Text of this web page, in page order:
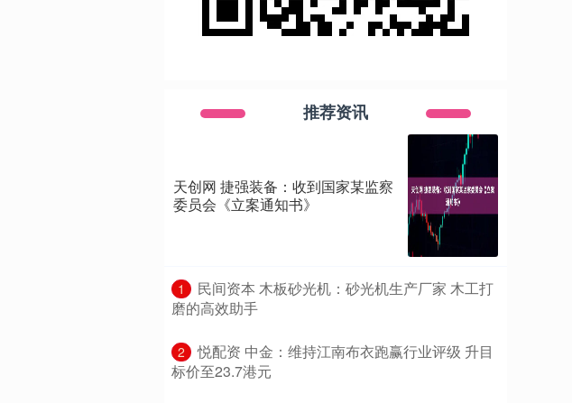
推荐资讯
天创网 捷强装备：收到国家某监察
委员会《立案通知书》
1
​民间资本 木板砂光机：砂光机生产厂家 木工打
磨的高效助手
2
​悦配资 中金：维持江南布衣跑赢行业评级 升目
标价至23.7港元